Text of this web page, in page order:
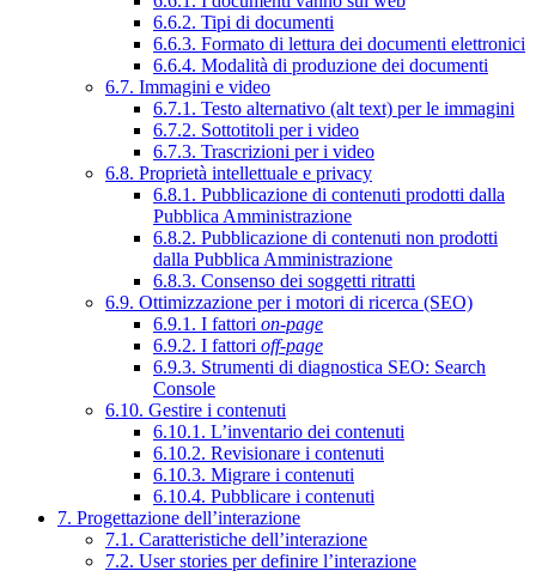
6.6.2. Tipi di documenti
6.6.3. Formato di lettura dei documenti elettronici
6.6.4. Modalità di produzione dei documenti
6.7. Immagini e video
6.7.1. Testo alternativo (alt text) per le immagini
6.7.2. Sottotitoli per i video
6.7.3. Trascrizioni per i video
6.8. Proprietà intellettuale e privacy
6.8.1. Pubblicazione di contenuti prodotti dalla
Pubblica Amministrazione
6.8.2. Pubblicazione di contenuti non prodotti
dalla Pubblica Amministrazione
6.8.3. Consenso dei soggetti ritratti
6.9. Ottimizzazione per i motori di ricerca (SEO)
6.9.1. I fattori on-page
6.9.2. I fattori off-page
6.9.3. Strumenti di diagnostica SEO: Search
Console
6.10. Gestire i contenuti
6.10.1. L’inventario dei contenuti
6.10.2. Revisionare i contenuti
6.10.3. Migrare i contenuti
6.10.4. Pubblicare i contenuti
7. Progettazione dell’interazione
7.1. Caratteristiche dell’interazione
7.2. User stories per definire l’interazione